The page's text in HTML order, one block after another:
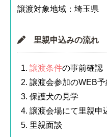
譲渡対象地域：埼玉県
里親申込みの流れ
譲渡条件の事前確認
譲渡会参加のWEB予
保護犬の見学
譲渡会場にて里親申
里親面談